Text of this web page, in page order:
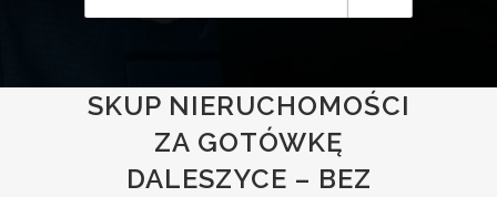
SKUP NIERUCHOMOŚCI
ZA GOTÓWKĘ
DALESZYCE – BEZ